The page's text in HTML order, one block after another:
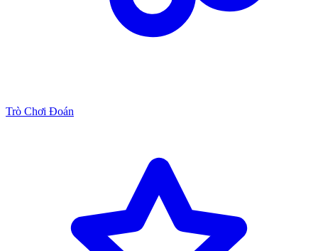
Trò Chơi Đoán